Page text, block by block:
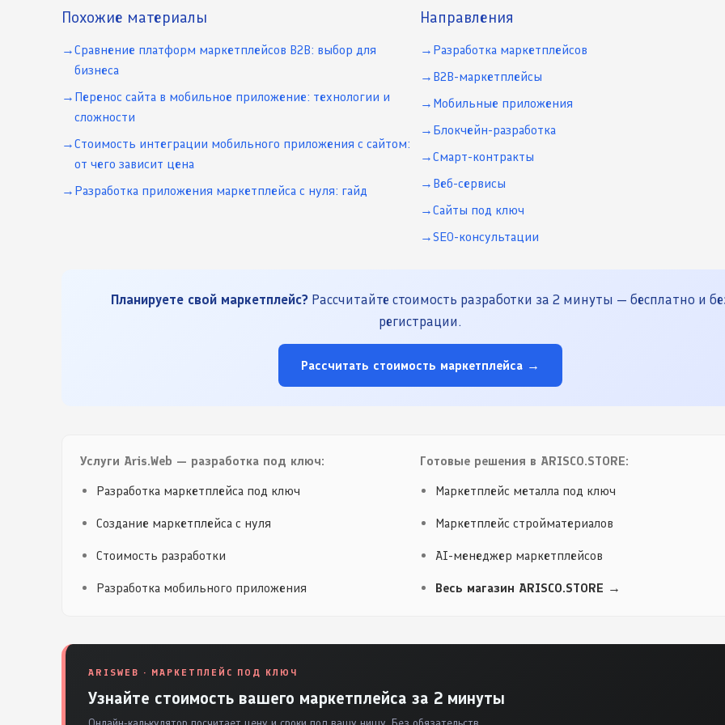
Похожие материалы
Сравнение платформ маркетплейсов B2B: выбор для
бизнеса
Перенос сайта в мобильное приложение: технологии и
сложности
Стоимость интеграции мобильного приложения с сайтом:
от чего зависит цена
Разработка приложения маркетплейса с нуля: гайд
Направления
Разработка маркетплейсов
B2B-маркетплейсы
Мобильные приложения
Блокчейн-разработка
Смарт-контракты
Веб-сервисы
Сайты под ключ
SEO-консультации
Планируете свой маркетплейс?Рассчитайте стоимость разработки за 2 минуты — бесплатно и
регистрации.
Рассчитать стоимость маркетплейса →
Услуги Aris.Web — разработка под ключ:
Разработка маркетплейса под ключ
Создание маркетплейса с нуля
Стоимость разработки
Разработка мобильного приложения
Готовые решения в ARISCO.STORE:
Маркетплейс металла под ключ
Маркетплейс стройматериалов
AI-менеджер маркетплейсов
Весь магазин ARISCO.STORE →
ARISWEB · МАРКЕТПЛЕЙС ПОД КЛЮЧ
Узнайте стоимость вашего маркетплейса за 2 минуты